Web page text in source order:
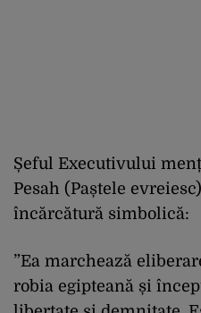
Șeful Executivului
Pesah (Paștele
încărcătură simbolică:
”Ea marchează
robia egipteană și